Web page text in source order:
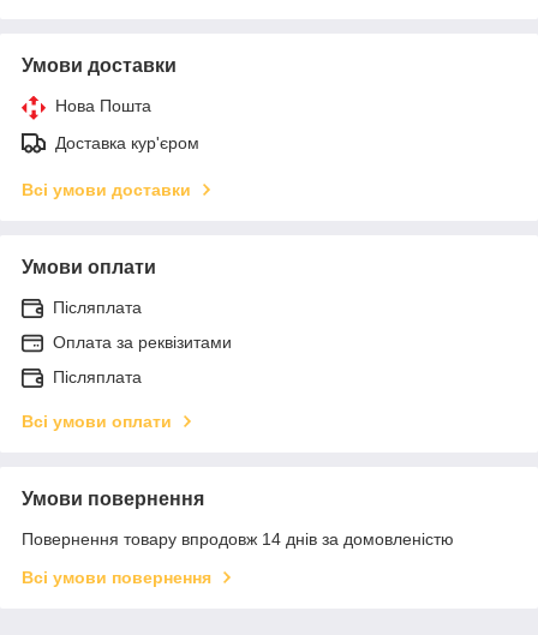
Умови доставки
Нова Пошта
Доставка кур'єром
Всі умови доставки
Умови оплати
Післяплата
Оплата за реквізитами
Післяплата
Всі умови оплати
Умови повернення
Повернення товару впродовж 14 днів за домовленістю
Всі умови повернення